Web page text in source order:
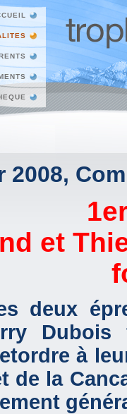
2008,
et
deux
Dubois
à
de la